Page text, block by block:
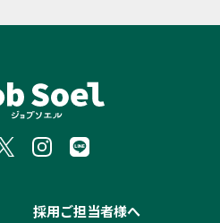
採用ご担当者様へ